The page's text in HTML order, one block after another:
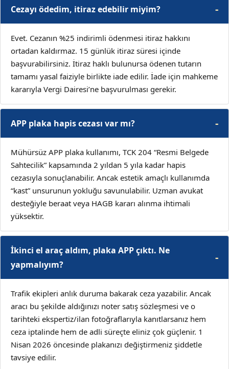
Cezayı ödedim, itiraz edebilir miyim?
Evet. Cezanın %25 indirimli ödenmesi itiraz hakkını
ortadan kaldırmaz. 15 günlük itiraz süresi içinde
başvurabilirsiniz. İtiraz haklı bulunursa ödenen tutarın
tamamı yasal faiziyle birlikte iade edilir. İade için mahkeme
kararıyla Vergi Dairesi’ne başvurulması gerekir.
APP plaka hapis cezası var mı?
Mühürsüz APP plaka kullanımı, TCK 204 “Resmi Belgede
Sahtecilik” kapsamında 2 yıldan 5 yıla kadar hapis
cezasıyla sonuçlanabilir. Ancak estetik amaçlı kullanımda
“kast” unsurunun yokluğu savunulabilir. Uzman avukat
desteğiyle beraat veya HAGB kararı alınma ihtimali
yüksektir.
İkinci el araç aldım, plaka APP çıktı. Ne
yapmalıyım?
Trafik ekipleri anlık duruma bakarak ceza yazabilir. Ancak
aracı bu şekilde aldığınızı noter satış sözleşmesi ve o
tarihteki ekspertiz/ilan fotoğraflarıyla kanıtlarsanız hem
ceza iptalinde hem de adli süreçte eliniz çok güçlenir. 1
Nisan 2026 öncesinde plakanızı değiştirmeniz şiddetle
tavsiye edilir.